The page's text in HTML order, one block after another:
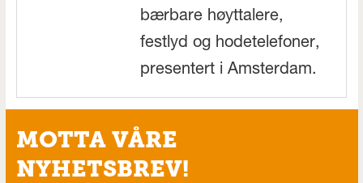
bærbare høyttalere,
festlyd og hodetelefoner,
presentert i Amsterdam.
MOTTA VÅRE
NYHETSBREV!